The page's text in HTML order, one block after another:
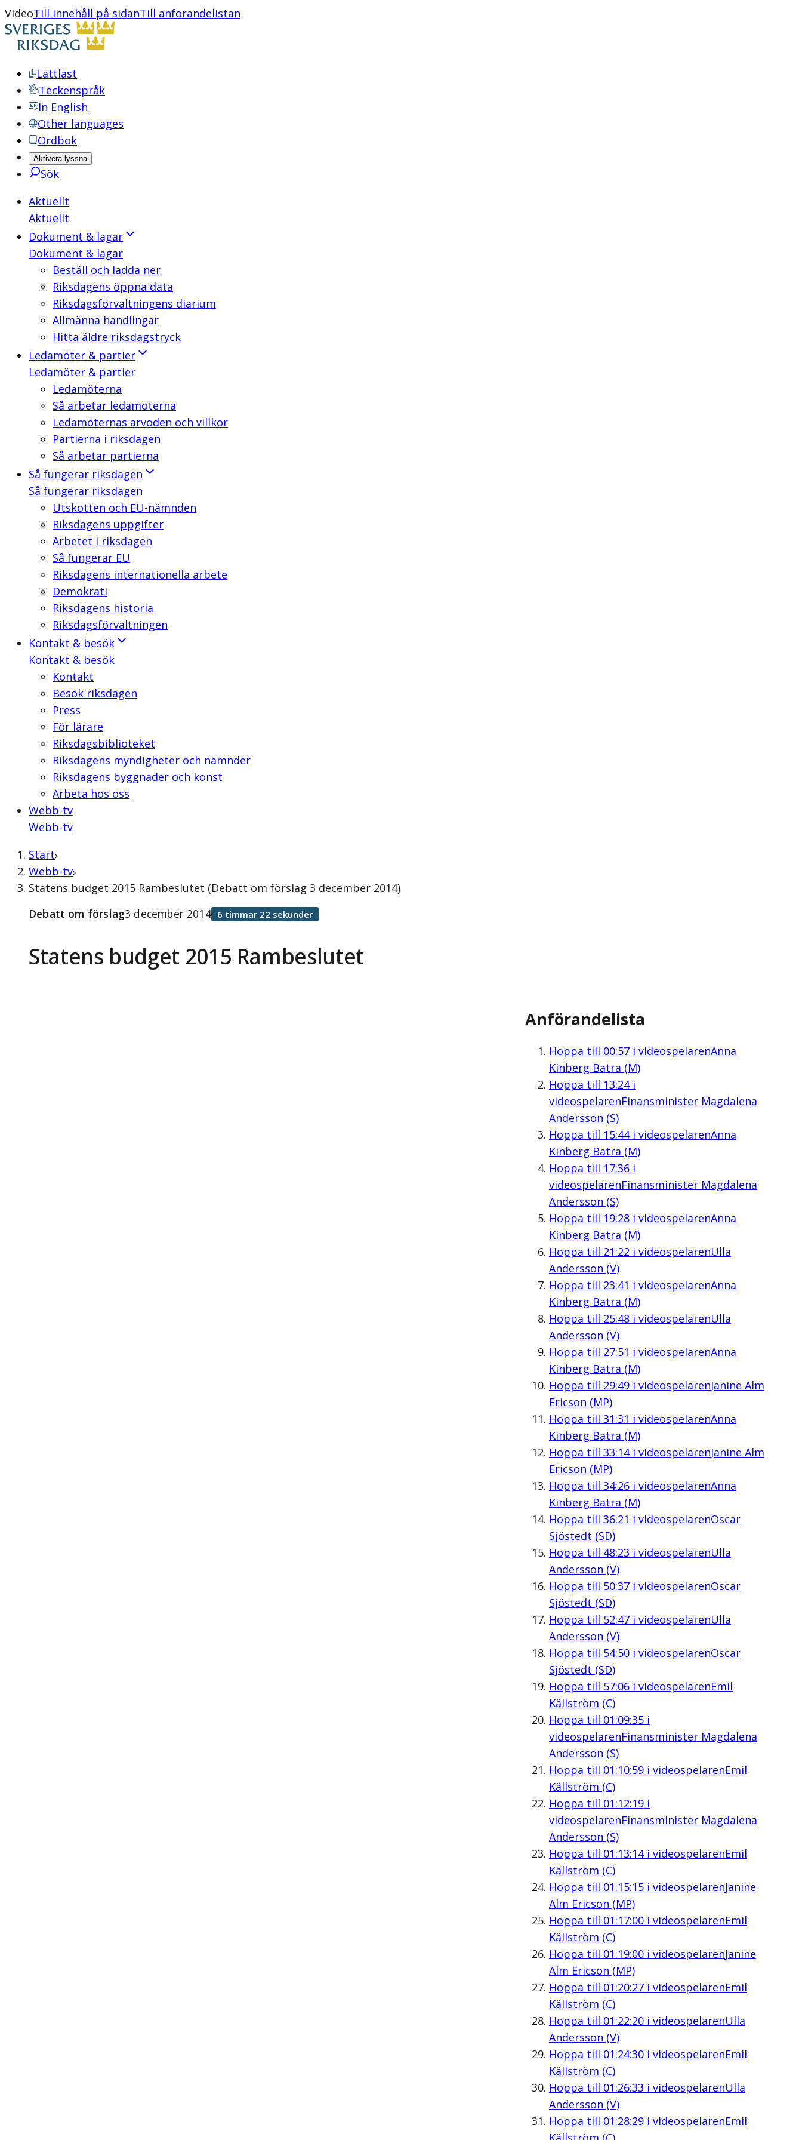
VideoTill innehåll på sidanTill anförandelistan
Lättläst
Teckenspråk
In English
Other languages
Ordbok
Aktivera lyssna
Sök
Aktuellt
Aktuellt
Dokument & lagar
Dokument & lagar
Beställ och ladda ner
Riksdagens öppna data
Riksdagsförvaltningens diarium
Allmänna handlingar
Hitta äldre riksdagstryck
Ledamöter & partier
Ledamöter & partier
Ledamöterna
Så arbetar ledamöterna
Ledamöternas arvoden och villkor
Partierna i riksdagen
Så arbetar partierna
Så fungerar riksdagen
Så fungerar riksdagen
Utskotten och EU-nämnden
Riksdagens uppgifter
Arbetet i riksdagen
Så fungerar EU
Riksdagens internationella arbete
Demokrati
Riksdagens historia
Riksdagsförvaltningen
Kontakt & besök
Kontakt & besök
Kontakt
Besök riksdagen
Press
För lärare
Riksdagsbiblioteket
Riksdagens myndigheter och nämnder
Riksdagens byggnader och konst
Arbeta hos oss
Webb-tv
Webb-tv
Start
Webb-tv
Statens budget 2015 Rambeslutet (Debatt om förslag 3 december 2014)
Statens budget 2015 Rambeslutet
Debatt om förslag3 december 2014 6 timmar 22 sekunder
Anförandelista
Hoppa till 00:57i videospelarenAnna
Kinberg Batra (M)
Hoppa till 13:24i
videospelarenFinansminister Magdalena
Andersson (S)
Hoppa till 15:44i videospelarenAnna
Kinberg Batra (M)
Hoppa till 17:36i
videospelarenFinansminister Magdalena
Andersson (S)
Hoppa till 19:28i videospelarenAnna
Kinberg Batra (M)
Hoppa till 21:22 i videospelarenUlla
Andersson (V)
Hoppa till 23:41 i videospelarenAnna
Kinberg Batra (M)
Hoppa till 25:48i videospelarenUlla
Andersson (V)
Hoppa till 27:51 i videospelarenAnna
Kinberg Batra (M)
Hoppa till 29:49i videospelarenJanine Alm
Ericson (MP)
Hoppa till 31:31 i videospelarenAnna
Kinberg Batra (M)
Hoppa till 33:14i videospelarenJanine Alm
Ericson (MP)
Hoppa till 34:26i videospelarenAnna
Kinberg Batra (M)
Hoppa till 36:21 i videospelarenOscar
Sjöstedt (SD)
Hoppa till 48:23 i videospelarenUlla
Andersson (V)
Hoppa till 50:37i videospelarenOscar
Sjöstedt (SD)
Hoppa till 52:47i videospelarenUlla
Andersson (V)
Hoppa till 54:50i videospelarenOscar
Sjöstedt (SD)
Hoppa till 57:06i videospelarenEmil
Källström (C)
Hoppa till 01:09:35i
videospelarenFinansminister Magdalena
Andersson (S)
Hoppa till 01:10:59i videospelarenEmil
Källström (C)
Hoppa till 01:12:19i
videospelarenFinansminister Magdalena
Andersson (S)
Hoppa till 01:13:14i videospelarenEmil
Källström (C)
Hoppa till 01:15:15i videospelarenJanine
Alm Ericson (MP)
Hoppa till 01:17:00i videospelarenEmil
Källström (C)
Hoppa till 01:19:00i videospelarenJanine
Alm Ericson (MP)
Hoppa till 01:20:27i videospelarenEmil
Källström (C)
Hoppa till 01:22:20i videospelarenUlla
Andersson (V)
Hoppa till 01:24:30i videospelarenEmil
Källström (C)
Hoppa till 01:26:33 i videospelarenUlla
Andersson (V)
Hoppa till 01:28:29i videospelarenEmil